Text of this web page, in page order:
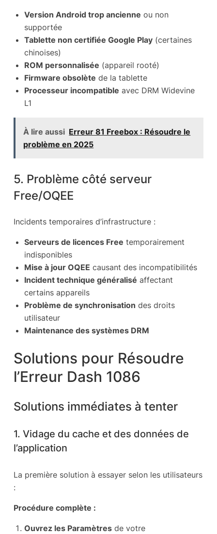
Version Android trop ancienne ou non
supportée
Tablette non certifiée Google Play (certaines
chinoises)
ROM personnalisée (appareil rooté)
Firmware obsolète de la tablette
Processeur incompatible avec DRM Widevine
L1
À lire aussi Erreur 81 Freebox : Résoudre le
problème en 2025
5. Problème côté serveur
Free/OQEE
Incidents temporaires d’infrastructure :
Serveurs de licences Free temporairement
indisponibles
Mise à jour OQEE causant des incompatibilités
Incident technique généralisé affectant
certains appareils
Problème de synchronisation des droits
utilisateur
Maintenance des systèmes DRM
Solutions pour Résoudre
l’Erreur Dash 1086
Solutions immédiates à tenter
1. Vidage du cache et des données de
l’application
La première solution à essayer selon les utilisateurs
:
Procédure complète :
Ouvrez les Paramètres de votre